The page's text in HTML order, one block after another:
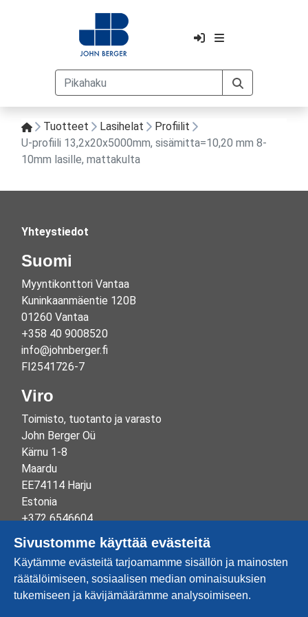
Tuotteet Lasihelat
Profiilit
U-profiili 13,2x20x5000mm, sisämitta=10,20 mm 8-
10mm lasille, mattakulta
Yhteystiedot
Suomi
Myyntikonttori Vantaa
Kuninkaanmäentie 120B
01260 Vantaa
+358 40 9008520
info@johnberger.fi
FI2541726-7
Viro
Toimisto, tuotanto ja varasto
John Berger Oü
Kärnu 1-8
Maardu
EE74114 Harju
Estonia
+372 6546604
info@johnberger.ee
Reg.nr 10265834
EE100332513
Sivustomme käyttää evästeitä
Käytämme evästeitä tarjoamamme sisällön ja mainosten
räätälöimiseen, sosiaalisen median ominaisuuksien
tukemiseen ja kävijämäärämme analysoimiseen.